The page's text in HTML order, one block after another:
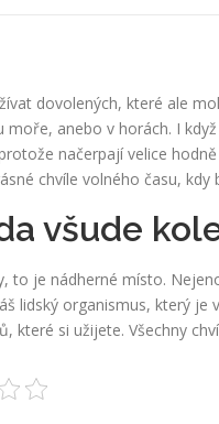
dovolených, které ale
moře, anebo v horách. I
načerpají velice
chvíle volného času,
všude
to je nádherné místo.
lidský organismus, který je
které si užijete. Všechny